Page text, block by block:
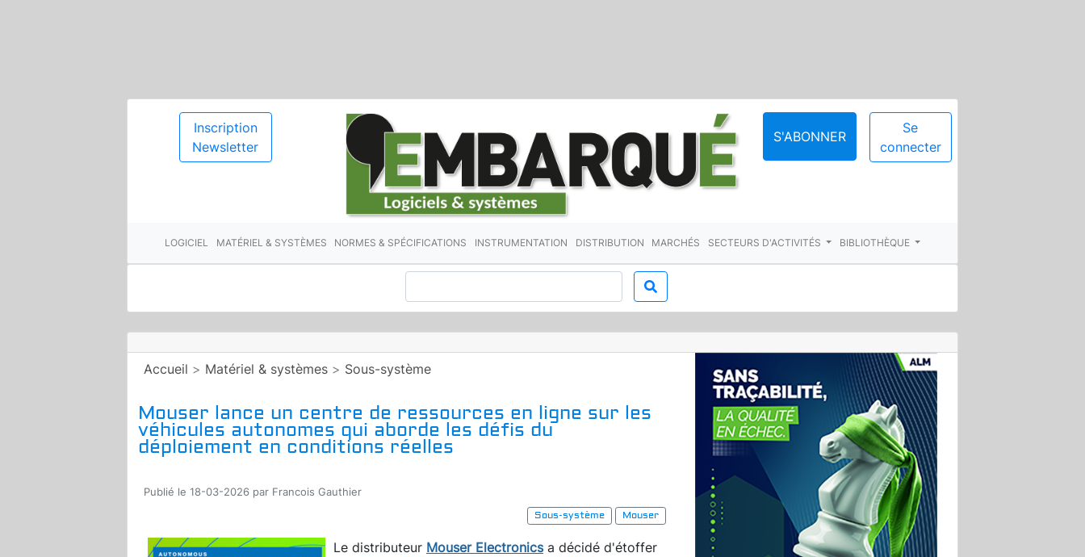
Inscription
Newsletter
S'ABONNER
Se
connecter
LOGICIEL MATÉRIEL & SYSTÈMES NORMES & SPÉCIFICATIONS INSTRUMENTATION DISTRIBUTION MARCHÉS SECTEURS D'ACTIVITÉS BIBLIOTHÈQUE
Accueil > Matériel & systèmes > Sous-système
Mouser lance un centre de ressources en ligne sur les
véhicules autonomes qui aborde les défis du
déploiement en conditions réelles
Publié le 18-03-2026 par Francois Gauthier
Sous-système
Mouser
Le distributeur Mouser Electronicsa décidé d'étoffer